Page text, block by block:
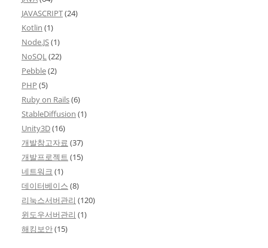
JAVASCRIPT(24)
Kotlin (1)
Node.JS(1)
NoSQL(22)
Pebble(2)
PHP (5)
Ruby on Rails(6)
StableDiffusion (1)
Unity3D(16)
개발참고자료 (37)
개발프로젝트 (15)
네트워크 (1)
데이터베이스 (8)
리눅스서버관리 (120)
윈도우서버관리 (1)
해킹보안(15)